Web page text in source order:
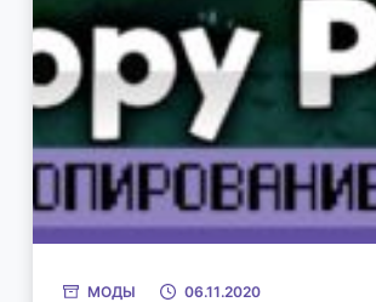
МОДЫ 06.11.2020